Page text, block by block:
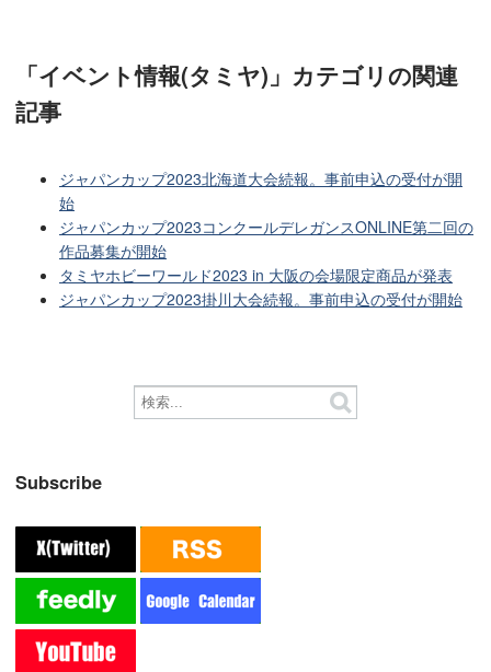
「イベント情報(タミヤ)」カテゴリの関連
記事
ジャパンカップ2023北海道大会続報。事前申込の受付が開
始
ジャパンカップ2023コンクールデレガンスONLINE第二回の
作品募集が開始
タミヤホビーワールド2023 in 大阪の会場限定商品が発表
ジャパンカップ2023掛川大会続報。事前申込の受付が開始
Subscribe